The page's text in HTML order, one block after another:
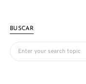
BUSCAR
Search for: